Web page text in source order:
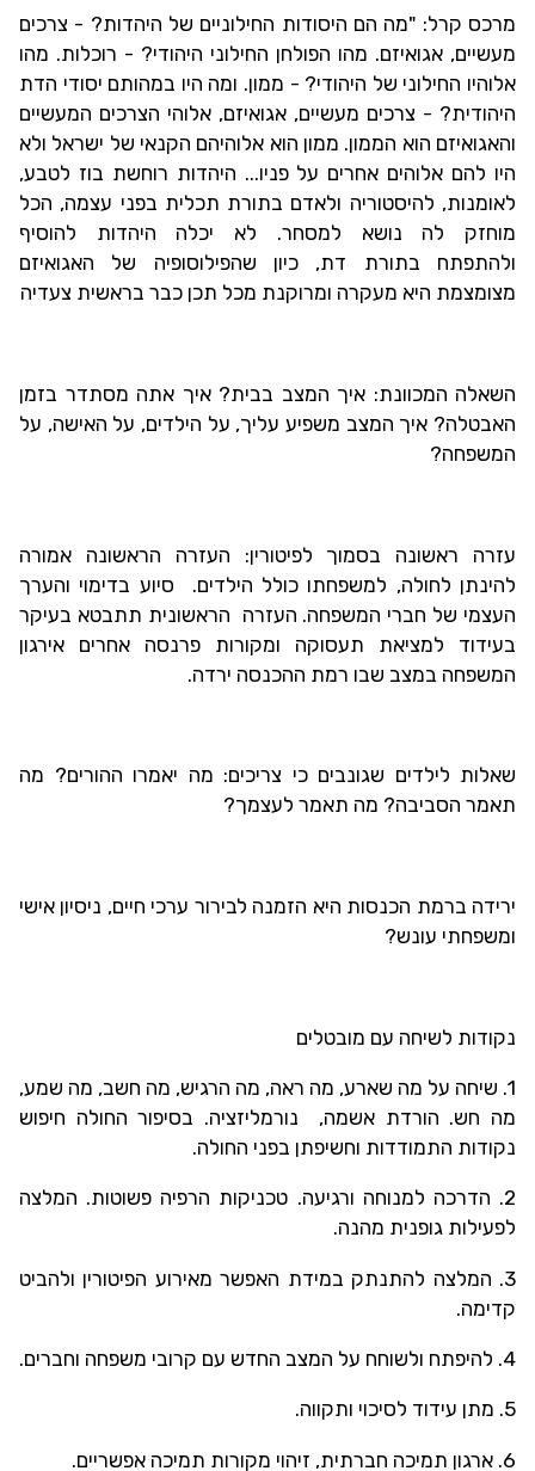
מרכס קרל: "מה הם היסודות החילוניים של היהדות? - צרכים
מעשיים, אגואיזם. מהו הפולחן החילוני היהודי? - רוכלות. מהו
אלוהיו החילוני של היהודי? - ממון. ומה היו במהותם יסודי הדת
היהודית? - צרכים מעשיים, אגואיזם, אלוהי הצרכים המעשיים
והאגואיזם הוא הממון. ממון הוא אלוהיהם הקנאי של ישראל ולא
היו להם אלוהים אחרים על פניו... היהדות רוחשת בוז לטבע,
לאומנות, להיסטוריה ולאדם בתורת תכלית בפני עצמה, הכל
מוחזק לה נושא למסחר. לא יכלה היהדות להוסיף
ולהתפתח
בתורת דת, כיון שהפילוסופיה של האגואיזם
מצומצמת היא מעקרה ומרוקנת מכל תכן כבר בראשית צעדיה
השאלה המכוונת: איך המצב בבית? איך אתה מסתדר בזמן
האבטלה? איך המצב משפיע עליך, על הילדים, על האישה, על
המשפחה?
עזרה ראשונה בסמוך לפיטורין: העזרה הראשונה אמורה
להינתן לחולה, למשפחתו כולל הילדים. סיוע בדימוי והערך
העצמי של חברי המשפחה. העזרה הראשונית תתבטא בעיקר
בעידוד למציאת תעסוקה ומקורות פרנסה אחרים אירגון
המשפחה במצב שבו רמת ההכנסה ירדה.
שאלות לילדים שגונבים כי צריכים: מה יאמרו ההורים? מה
תאמר הסביבה? מה תאמר לעצמך?
ירידה ברמת הכנסות היא הזמנה לבירור ערכי חיים, ניסיון אישי
ומשפחתי עונש?
נקודות לשיחה עם מובטלים
1. שיחה על מה שארע, מה ראה, מה הרגיש, מה חשב, מה שמע,
מה חש. הורדת אשמה, נורמליזציה. בסיפור החולה חיפוש
נקודות התמודדות וחשיפתן בפני החולה.
2. הדרכה למנוחה ורגיעה. טכניקות הרפיה פשוטות. המלצה
לפעילות גופנית מהנה.
3. המלצה להתנתק במידת האפשר מאירוע הפיטורין ולהביט
קדימה.
4. להיפתח ולשוחח על המצב החדש עם קרובי משפחה וחברים.
5. מתן עידוד לסיכוי ותקווה.
6. ארגון תמיכה חברתית, זיהוי מקורות תמיכה אפשריים.